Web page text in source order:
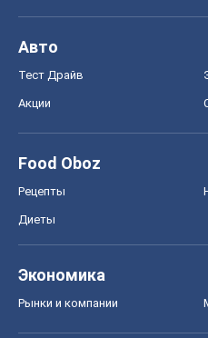
Авто
Тест Драйв
Акции
Food Oboz
Рецепты
Диеты
Экономика
Рынки и компании